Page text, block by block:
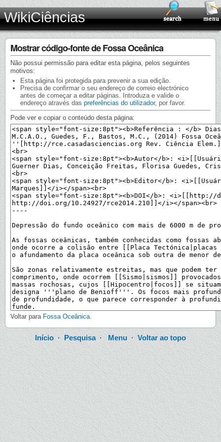
WikiCiências
Mostrar código-fonte de Fossa Oceânica
Não possui permissão para editar esta página, pelos seguintes
motivos:
Esta página foi protegida para prevenir a sua edição.
Precisa de confirmar o seu endereço de correio electrónico
antes de começar a editar páginas. Introduza e valide o
endereço através das preferências do utilizador, por favor.
Pode ver e copiar o conteúdo desta página:
Voltar para Fossa Oceânica.
Início·Pesquisa·Menu ·Voltar ao topo